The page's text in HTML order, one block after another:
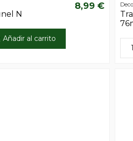
N
8,99 €
Añadir al carrito